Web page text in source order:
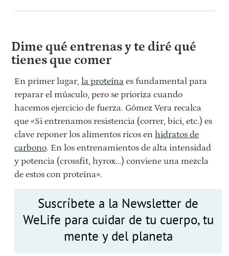
Dime qué entrenas y te diré qué
tienes que comer
En primer lugar, la proteína es fundamental para
reparar el músculo, pero se prioriza cuando
hacemos ejercicio de fuerza. Gómez Vera recalca
que «Si entrenamos resistencia (correr, bici, etc.) es
clave reponer los alimentos ricos en hidratos de
carbono. En los entrenamientos de alta intensidad
y potencia (crossfit, hyrox…) conviene una mezcla
de estos con proteína».
Suscríbete a la Newsletter de
WeLife para cuidar de tu cuerpo, tu
mente y del planeta